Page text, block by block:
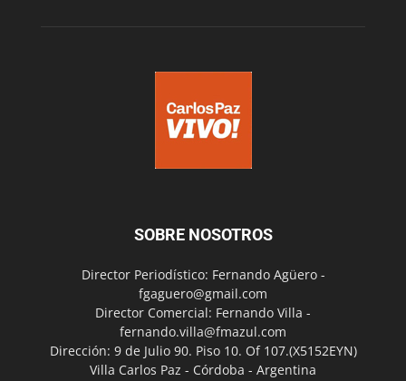
SOBRE NOSOTROS
Director Periodístico: Fernando Agüero -
fgaguero@gmail.com
Director Comercial: Fernando Villa -
fernando.villa@fmazul.com
Dirección: 9 de Julio 90. Piso 10. Of 107.(X5152EYN)
Villa Carlos Paz - Córdoba - Argentina